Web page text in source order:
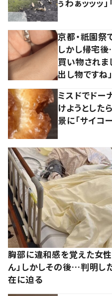
ぅわぁッッッ
京都・祇園
しかし帰宅
買い物されま
出し物ですね」
ミスドでドー
けようとし
景に「サイコ
胸部に違和感を覚えた女
ん」しかしその後…判明し
在に迫る